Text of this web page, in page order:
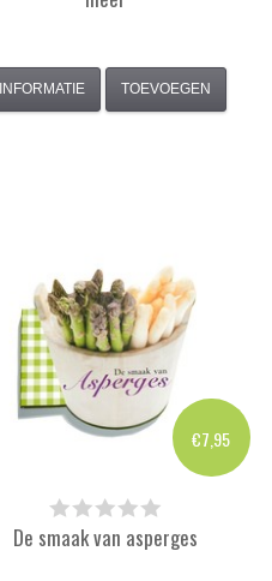
INFORMATIE TOEVOEGEN
€7,95
De smaak van asperges